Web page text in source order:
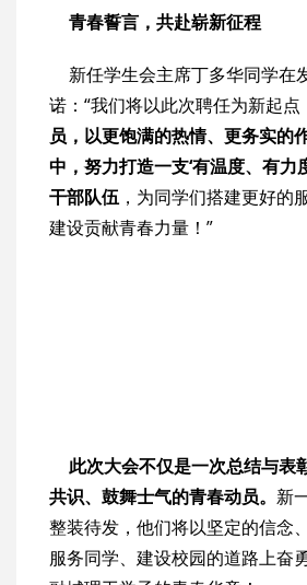
青春誓言，共赴崭新征程
新任学生会主席丁多华同学在
诺：“我们将以此次聘任为新起点
员，以更饱满的热情、更务实的
中，努力打造一支‘有温度、有力
干部队伍 ，为同学们搭建更好的
建设贡献青春力量！”
此次大会不仅是一次总结与表
共识、鼓舞士气的青春动员。 新
整装待发，他们将以坚定的信念
服务同学、建设校园的道路上奋